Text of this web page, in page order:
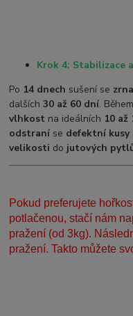
Krok 4: Stabilizace
Po 14 dnech sušení se
dalších30 až 60 dní.
vlhkost na ideálních 10 až
odstraní se defektní kusy
velikosti do jutových
Pokud preferujete
potlačenou, stačí nám
pražení (od 3kg).
pražení. Takto můžete